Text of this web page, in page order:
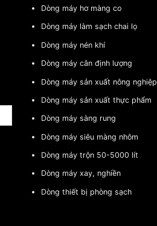
Dòng máy hơ màng co
Dòng máy làm sạch chai lọ
Dòng máy nén khí
Dòng máy cân định lượng
Dòng máy sản xuất nông nghiệp
Dòng máy sản xuất thực phẩm
Dòng máy sàng rung
Dòng máy siêu màng nhôm
Dòng máy trộn 50-5000 lít
Dòng máy xay, nghiền
Dòng thiết bị phòng sạch